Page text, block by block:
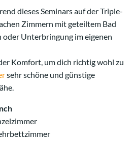
dieses Seminars auf der Triple-
Zimmern mit geteiltem Bad
oder Unterbringung im eigenen
Komfort, um dich richtig wohl zu
sehr schöne und günstige